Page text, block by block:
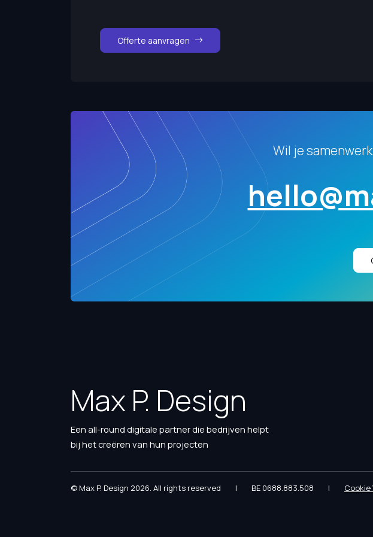
Offerte aanvragen
Wil je
Max P. Design
Een all-round digitale partner die bedrijven helpt
bij het creëren van hun projecten
© Max P. Design 2026. All rights reserved | BE 0688.883.508 | Cookie